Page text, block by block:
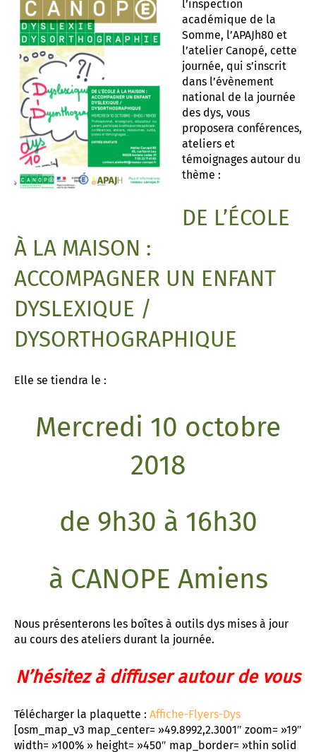
l’inspection
académique de la
Somme, l’APAJh80 et
l’atelier Canopé, cette
journée, qui s’inscrit
dans l’évènement
national de la journée
des dys, vous
proposera conférences,
ateliers et
témoignages autour du
thème :
DE L’ÉCOLE
À LA MAISON :
ACCOMPAGNER UN ENFANT
DYSLEXIQUE /
DYSORTHOGRAPHIQUE
Elle se tiendra le :
Mercredi 10 octobre
2018
de 9h30 à 16h30
à CANOPE Amiens
Nous présenterons les boîtes à outils dys mises à jour
au cours des ateliers durant la journée.
N’hésitez à diffuser autour de vous
Télécharger la plaquette : Affiche-Flyers-Dys
[osm_map_v3 map_center= »49.8992,2.3001″ zoom= »19″
width= »100% » height= »450″ map_border= »thin solid
associatif
de référence APAJH
d’Abbeville
collège César Franck à Amiens
Lycée Edouard BRANLY à Amiens
Corbie
«Déficience Visuelle»
« dys »